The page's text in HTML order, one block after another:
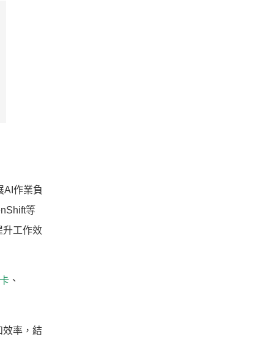
AI作業負
等
升工作效
、
效率，結